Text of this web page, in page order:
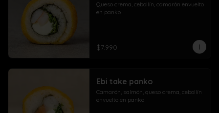
Queso crema, cebollín, camarón envuelto
en panko
$7.990
Ebi take panko
Camarón, salmón, queso crema, cebollín
envuelto en panko